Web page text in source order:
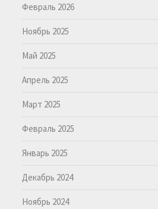
Февраль 2026
Ноябрь 2025
Май 2025
Апрель 2025
Март 2025
Февраль 2025
Январь 2025
Декабрь 2024
Ноябрь 2024